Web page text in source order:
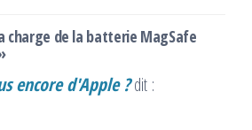
charge de la batterie MagSafe
encore d'Apple ?dit :